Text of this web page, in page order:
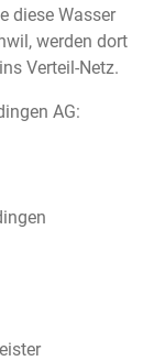
diese Wasser
werden dort
Verteil-Netz.
AG: